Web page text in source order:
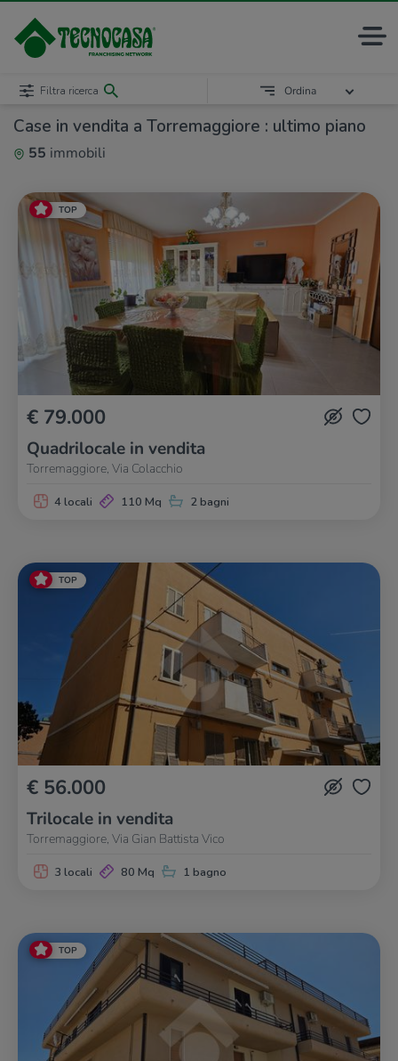
Case in vendita a Torremaggiore : ultimo piano
55 immobili
Filtra ricerca Ordina
TOP
€ 79.000
Quadrilocale in vendita
Torremaggiore, Via Colacchio
4 locali 110 Mq 2 bagni
TOP
€ 56.000
Trilocale in vendita
Torremaggiore, Via Gian Battista Vico
3 locali 80 Mq 1 bagno
TOP